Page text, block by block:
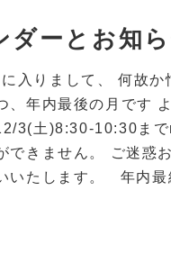
ダーとお知
入りまして、 何故か
、年内最後の月です
3(土)8:30-10:30まで
できません。 ご迷惑
いたします。 年内